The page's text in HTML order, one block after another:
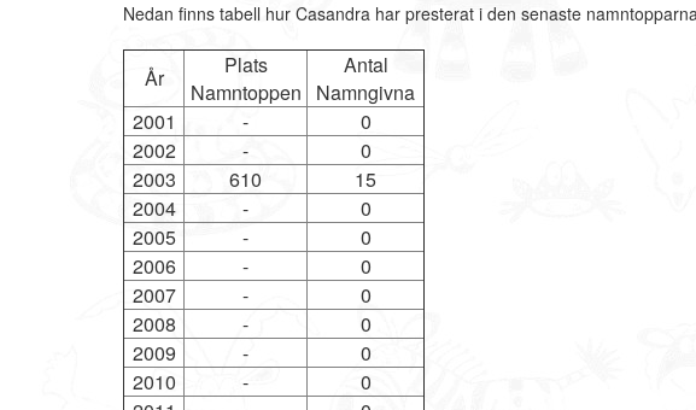
Nedan finns tabell hur Casandra har presterat i den senaste
År
Plats
Namntoppen
Antal
Namngivna
2001
-
0
2002
-
0
2003
610
15
2004
-
0
2005
-
0
2006
-
0
2007
-
0
2008
-
0
2009
-
0
2010
-
0